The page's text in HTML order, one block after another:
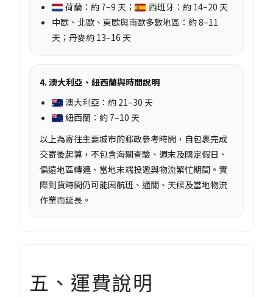
荷蘭：約 7–9 天；
西班牙：約 14–20 天
中歐、北歐、東歐與南歐多數地區：約 8–11
天；丹麥約 13–16 天
4. 澳大利亞、紐西蘭與時間說明
澳大利亞：約 21–30 天
紐西蘭：約 7–10 天
以上為寄往主要城市的郵政參考時間，自包裹完成
交寄後起算，不包含海關查驗、週末及國定假日、
偏遠地區轉運、當地末端投遞與物流繁忙期間。實
際到貨時間仍可能因航班、通關、天候及當地物流
作業而延長。
五、運費說明